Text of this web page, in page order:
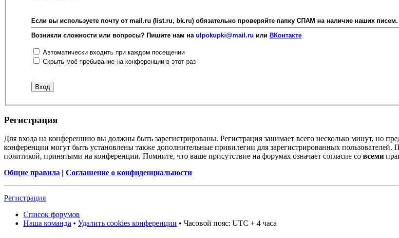
Если вы используете почту от mail.ru (list.ru, bk.ru) обязательно проверяйте папку СПАМ на наличие наших писем.
Возникли сложности или вопросы? Пишите нам на ulpokupki@mail.ru или ВКонтакте
Автоматически входить при каждом посещении
Скрыть моё пребывание на конференции в этот раз
Регистрация
Для входа на конференцию вы должны быть зарегистрированы. Регистрация занимает всего несколько минут, но
конференции могут быть установлены также дополнительные привилегии для зарегистрированных пользователей.
политикой, принятыми на конференции. Помните, что ваше присутствие на форумах означает согласие со всеми
Общие правила | Соглашение о конфиденциальности
Регистрация
Список форумов
Наша команда • Удалить cookies конференции • Часовой пояс: UTC + 4 часа